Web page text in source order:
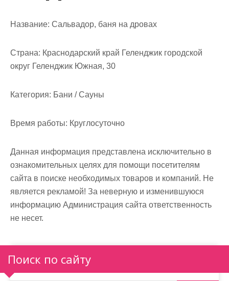
Название: Сальвадор, баня на дровах
Страна: Краснодарский край Геленджик городской
округ Геленджик Южная, 30
Категория: Бани / Сауны
Время работы: Круглосуточно
Данная информация представлена исключительно в
ознакомительных целях для помощи посетителям
сайта в поиске необходимых товаров и компаний. Не
является рекламой! За неверную и изменившуюся
информацию Администрация сайта ответственность
не несет.
Поиск по сайту